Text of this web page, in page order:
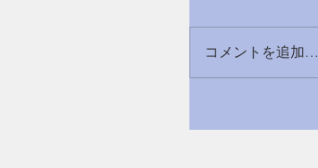
コメントを追加…